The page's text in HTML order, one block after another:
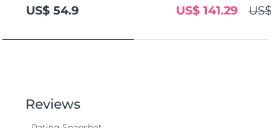
US$ 54.9 US$ 141.29